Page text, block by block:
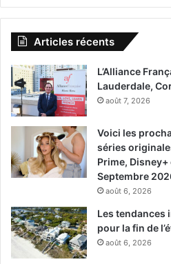
Articles récents
L’Alliance
Lauderdale,
août 7, 2026
Voici les
séries
Prime,
Septembre
août 6, 2026
Les tendances
pour la fin de
août 6, 2026